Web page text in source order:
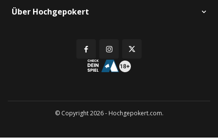
Über Hochgepokert
© Copyright 2026 - Hochgepokert.com.